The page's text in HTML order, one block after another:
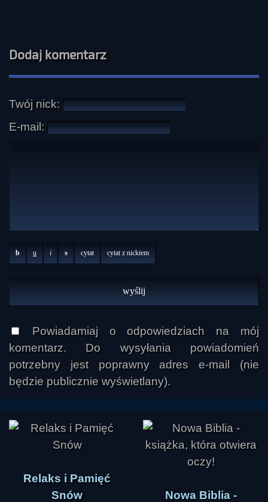
Dodaj komentarz
Twój nick:
E-mail:
b u i s cytat cytat z nickiem
Powiadamiaj o odpowiedziach na mój
komentarz. Do wysyłania powiadomień
potrzebny jest poprawny adres e-mail (nie
będzie publicznie wyświetlany).
Relaks i Pamięć
Snów
Nowa Biblia -